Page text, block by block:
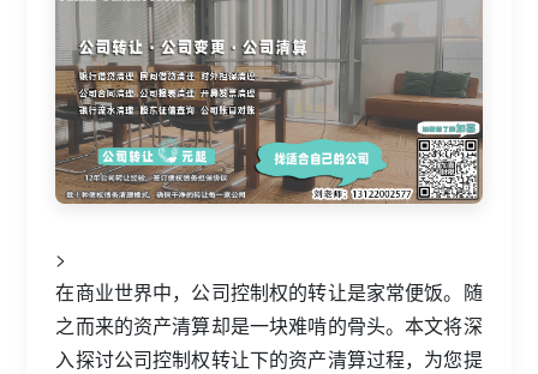
>
在商业世界中，公司控制权的转让是家常便饭。随
之而来的资产清算却是一块难啃的骨头。本文将深
入探讨公司控制权转让下的资产清算过程，为您提